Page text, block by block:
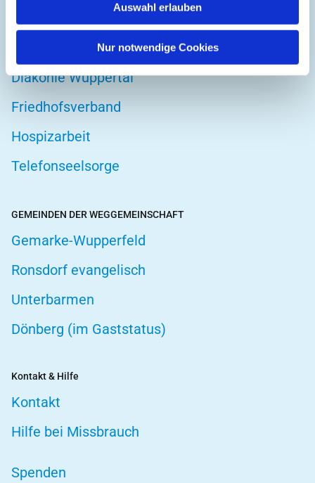
Auswahl erlauben
Nur notwendige Cookies
Altenwohnstätte
Diakonie Wuppertal
Friedhofsverband
Hospizarbeit
Telefonseelsorge
GEMEINDEN DER WEGGEMEINSCHAFT
Gemarke-Wupperfeld
Ronsdorf evangelisch
Unterbarmen
Dönberg (im Gaststatus)
Kontakt & Hilfe
Kontakt
Hilfe bei Missbrauch
Spenden